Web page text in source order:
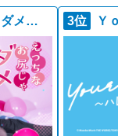
えっちなお尻じゃダメですか？ 3位